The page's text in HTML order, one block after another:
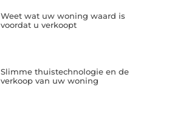
Weet wat uw woning waard is
voordat u verkoopt
Slimme thuistechnologie en de
verkoop van uw woning